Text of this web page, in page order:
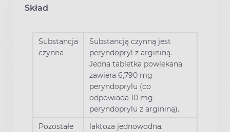
Skład
Substancja
czynna
Substancją czynną jest
peryndopryl z argininą.
Jedna tabletka powlekana
zawiera 6,790 mg
peryndoprylu (co
odpowiada 10 mg
peryndoprylu z argininą).
Pozostałe
laktoza jednowodna,